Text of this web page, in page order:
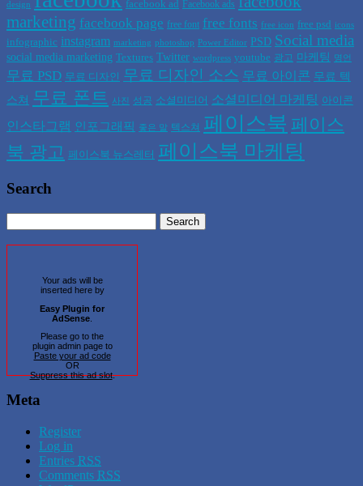
design facebook ad Facebook ads
marketing facebook page free font free fonts free icon free psd icons
infographic instagram marketing photoshop Power Editor PSD Social media
social media marketing Textures Twitter wordpress youtube 광고 마케팅 명언
무료 PSD 무료 디자인 무료 디자인 소스 무료 아이콘 무료 텍
스쳐 무료 폰트 사진 성공 소셜미디어 소셜미디어 마케팅 아이콘
인스타그램 인포그래픽 좋은 말 텍스쳐 페이스북 페이스
북 광고 페이스북 뉴스레터 페이스북 마케팅
Search
Your ads will be
inserted here by
Easy Plugin for
AdSense
Please go to the
plugin admin page to
Paste your ad code
OR
Suppress this ad slot.
Meta
Register
Log in
Entries RSS
Comments RSS